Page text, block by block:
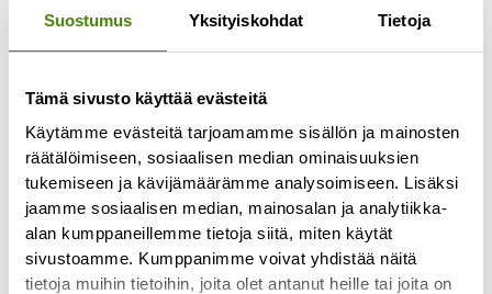
Suostumus Yksityiskohdat Tietoja
Tämä sivusto käyttää evästeitä
Käytämme evästeitä tarjoamamme sisällön ja mainosten
räätälöimiseen, sosiaalisen median ominaisuuksien
tukemiseen ja kävijämäärämme analysoimiseen. Lisäksi
jaamme sosiaalisen median, mainosalan ja analytiikka-
alan kumppaneillemme tietoja siitä, miten käytät
sivustoamme. Kumppanimme voivat yhdistää näitä
tietoja muihin tietoihin, joita olet antanut heille tai joita on
Vestia Oy ja Raahe aloittavat
osakkuusneuvottelut
17.2.2025